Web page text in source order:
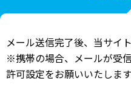
メール送信完了後、当サイ
※携帯の場合、メールが受
許可設定をお願いいたします